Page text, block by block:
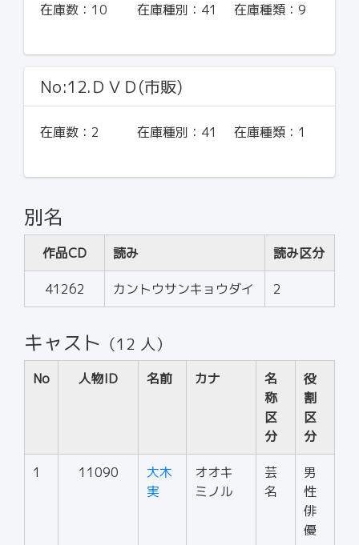
在庫数： 10 在庫種別： 41 在庫種類： 9
No:12.ＤＶＤ(市販)
在庫数： 2 在庫種別： 41 在庫種類： 1
別名
作品CD 読み 読み区分
41262 カントウサンキョウダイ 2
キャスト （12 人）
No 人物ID 名前 カナ
名
称
区
分
役
割
区
分
1 11090
大木
実
オオキ
ミノル
芸
名
男
性
俳
優